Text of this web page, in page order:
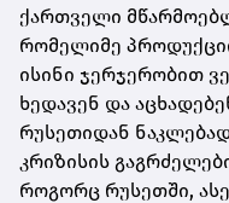
ქართველი
რომელიმე
ისინი ჯერჯერობით
ხედავენ და
რუსეთიდან
კრიზისის
როგორც რუსეთში,